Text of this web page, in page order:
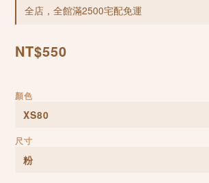
全店，全館滿2500宅配免運
NT$550
顏色
尺寸